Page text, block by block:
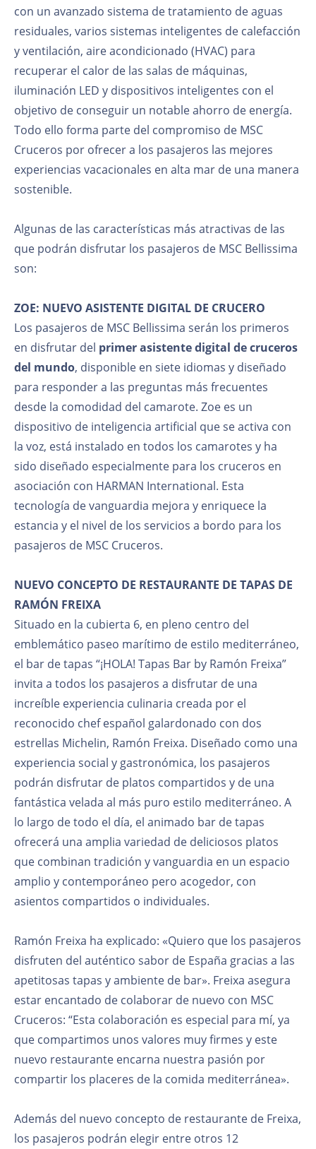
con un avanzado sistema de tratamiento de aguas
residuales, varios sistemas inteligentes de calefacción
y ventilación, aire acondicionado (HVAC) para
recuperar el calor de las salas de máquinas,
iluminación LED y dispositivos inteligentes con el
objetivo de conseguir un notable ahorro de energía.
Todo ello forma parte del compromiso de MSC
Cruceros por ofrecer a los pasajeros las mejores
experiencias vacacionales en alta mar de una manera
sostenible.
Algunas de las características más atractivas de las
que podrán disfrutar los pasajeros de MSC Bellissima
son:
ZOE: NUEVO ASISTENTE DIGITAL DE CRUCERO
Los pasajeros de MSC Bellissima serán los primeros
en disfrutar del primer asistente digital de cruceros
del mundo, disponible en siete idiomas y diseñado
para responder a las preguntas más frecuentes
desde la comodidad del camarote. Zoe es un
dispositivo de inteligencia artificial que se activa con
la voz, está instalado en todos los camarotes y ha
sido diseñado especialmente para los cruceros en
asociación con HARMAN International. Esta
tecnología de vanguardia mejora y enriquece la
estancia y el nivel de los servicios a bordo para los
pasajeros de MSC Cruceros.
NUEVO CONCEPTO DE RESTAURANTE DE TAPAS DE
RAMÓN FREIXA
Situado en la cubierta 6, en pleno centro del
emblemático paseo marítimo de estilo mediterráneo,
el bar de tapas “¡HOLA! Tapas Bar by Ramón Freixa”
invita a todos los pasajeros a disfrutar de una
increíble experiencia culinaria creada por el
reconocido chef español galardonado con dos
estrellas Michelin, Ramón Freixa. Diseñado como una
experiencia social y gastronómica, los pasajeros
podrán disfrutar de platos compartidos y de una
fantástica velada al más puro estilo mediterráneo. A
lo largo de todo el día, el animado bar de tapas
ofrecerá una amplia variedad de deliciosos platos
que combinan tradición y vanguardia en un espacio
amplio y contemporáneo pero acogedor, con
asientos compartidos o individuales.
Ramón Freixa ha explicado: «Quiero que los pasajeros
disfruten del auténtico sabor de España gracias a las
apetitosas tapas y ambiente de bar». Freixa asegura
estar encantado de colaborar de nuevo con MSC
Cruceros: “Esta colaboración es especial para mí, ya
que compartimos unos valores muy firmes y este
nuevo restaurante encarna nuestra pasión por
compartir los placeres de la comida mediterránea».
Además del nuevo concepto de restaurante de Freixa,
los pasajeros podrán elegir entre otros 12